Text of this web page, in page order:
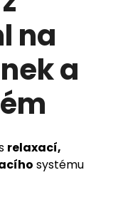
na
a
relaxací,
systému